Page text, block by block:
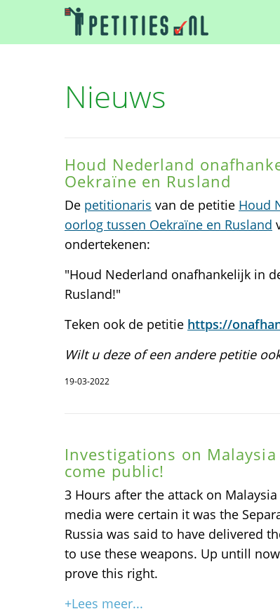
Nieuws
Houd Nederland
Oekraïne en Rusland
De petitionaris van de petitie Houd
oorlog tussen Oekraïne en Rusland
ondertekenen:
"Houd Nederland onafhankelijk in
Rusland!"
Teken ook de petitie https://
Wilt u deze of een andere petitie
19-03-2022
Investigations on
come public!
3 Hours after the attack on
media were certain it was the
Russia was said to have delivered
to use these weapons. Up untill
prove this right.
+Lees meer...